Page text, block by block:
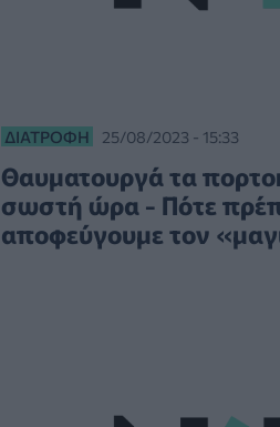
ΔΙΑΤΡΟΦΉ 25/08/2023 - 15:33
Θαυματουργά τα
σωστή ώρα - Πότε
αποφεύγουμε τον